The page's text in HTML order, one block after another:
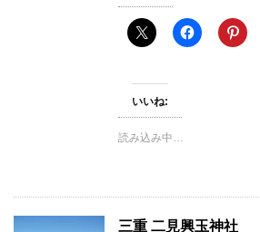
いいね:
読み込み中…
三重 二見興玉神社